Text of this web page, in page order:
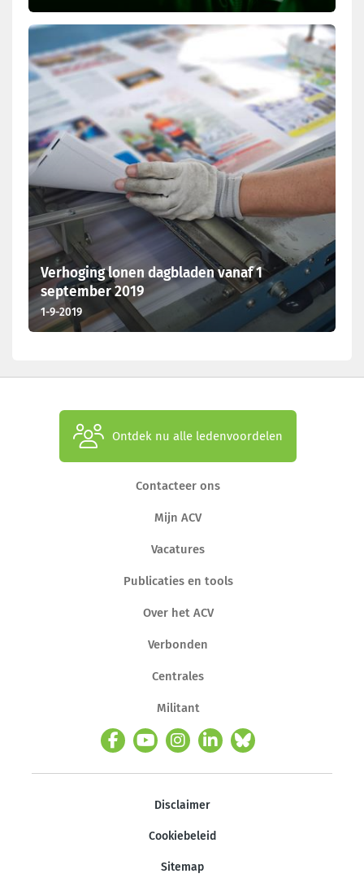
Verhoging lonen dagbladen vanaf 1
september 2019
1-9-2019
Ontdek nu alle ledenvoordelen
Contacteer ons
Mijn ACV
Vacatures
Publicaties en tools
Over het ACV
Verbonden
Centrales
Militant
Disclaimer
Cookiebeleid
Sitemap